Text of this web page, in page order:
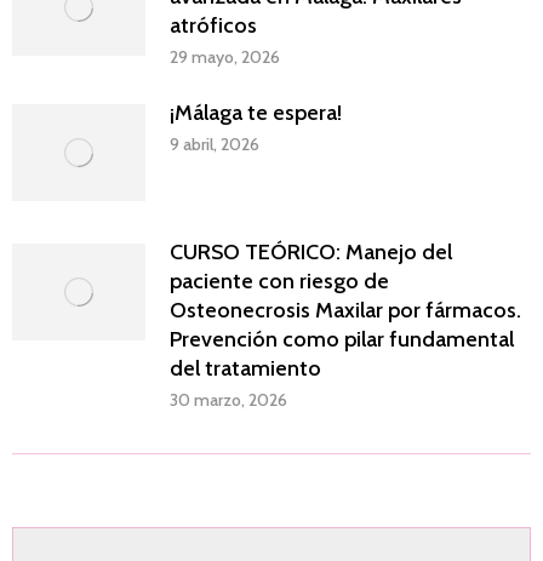
atróficos
29 mayo, 2026
¡Málaga te espera!
9 abril, 2026
CURSO TEÓRICO: Manejo del
paciente con riesgo de
Osteonecrosis Maxilar por fármacos.
Prevención como pilar fundamental
del tratamiento
30 marzo, 2026